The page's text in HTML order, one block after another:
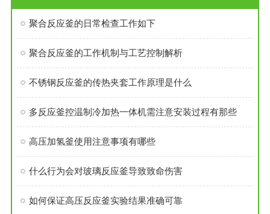
聚合反应釜的日常检查工作如下
聚合反应釜的工作机制与工艺控制解析
不锈钢反应釜的传热夹套工作原理是什么
多反应釜控温制冷加热一体机需注意安装过程有那些
高压加氢釜使用注意事项有哪些
什么行为会对玻璃反应釜导致致命伤害
如何保证高压反应釜实验结果准确可靠